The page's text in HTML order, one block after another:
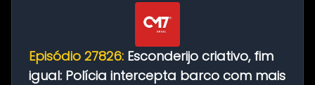
Episódio 27826: Esconderijo criativo, fim
igual: Polícia intercepta barco com mais